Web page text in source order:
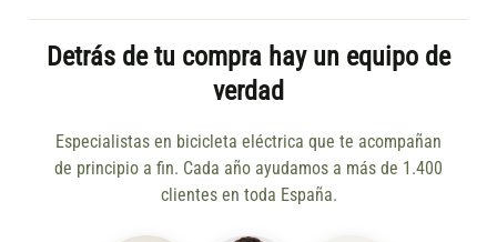
Detrás de tu compra hay un equipo de
verdad
Especialistas en bicicleta eléctrica que te acompañan
de principio a fin. Cada año ayudamos a más de 1.400
clientes en toda España.